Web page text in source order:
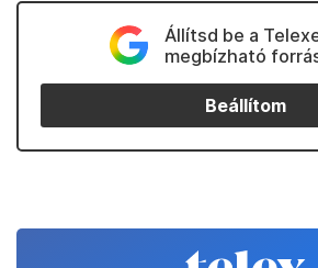
Állítsd be a
megbízható
Beállítom